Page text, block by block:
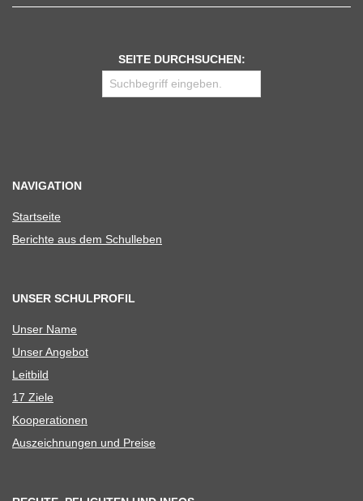
SEITE DURCHSUCHEN:
NAVIGATION
Start­seite
Berichte aus dem Schulleben
UNSER SCHULPROFIL
Unser Name
Unser Ange­bot
Leit­bild
17 Ziele
Koope­ra­tio­nen
Aus­zeich­nun­gen und Preise